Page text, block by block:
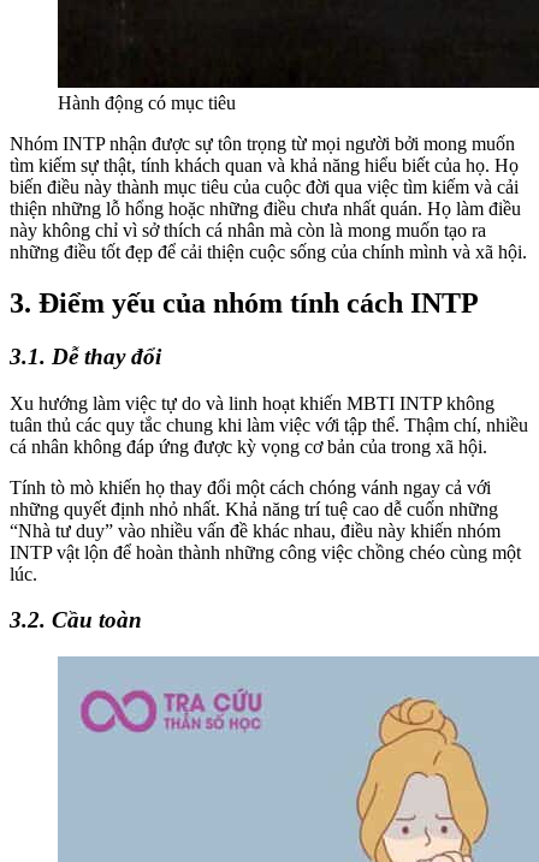
Hành động có mục tiêu
Nhóm INTP nhận được sự tôn trọng từ mọi người bởi mong muốn
tìm kiếm sự thật, tính khách quan và khả năng hiểu biết của họ. Họ
biến điều này thành mục tiêu của cuộc đời qua việc tìm kiếm và cải
thiện những lỗ hổng hoặc những điều chưa nhất quán. Họ làm điều
này không chỉ vì sở thích cá nhân mà còn là mong muốn tạo ra
những điều tốt đẹp để cải thiện cuộc sống của chính mình và xã hội.
3. Điểm yếu của nhóm tính cách INTP
3.1. Dễ thay đổi
Xu hướng làm việc tự do và linh hoạt khiến MBTI INTP không
tuân thủ các quy tắc chung khi làm việc với tập thể. Thậm chí, nhiều
cá nhân không đáp ứng được kỳ vọng cơ bản của trong xã hội.
Tính tò mò khiến họ thay đổi một cách chóng vánh ngay cả với
những quyết định nhỏ nhất. Khả năng trí tuệ cao dễ cuốn những
“Nhà tư duy” vào nhiều vấn đề khác nhau, điều này khiến nhóm
INTP vật lộn để hoàn thành những công việc chồng chéo cùng một
lúc.
3.2. Cầu toàn